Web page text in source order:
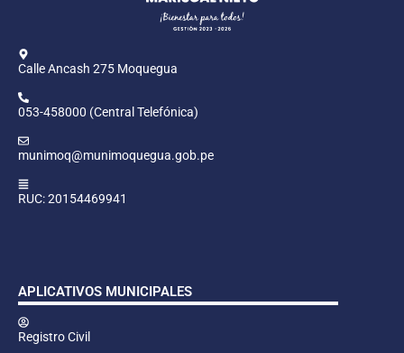
Calle Ancash 275 Moquegua
053-458000 (Central Telefónica)
munimoq@munimoquegua.gob.pe
RUC: 20154469941
APLICATIVOS MUNICIPALES
Registro Civil